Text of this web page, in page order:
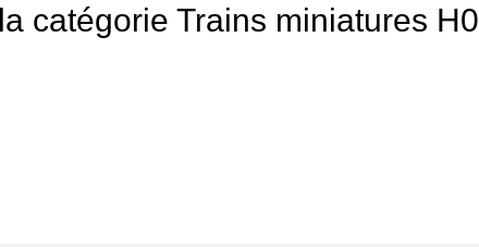
catégorie Trains miniatures H0